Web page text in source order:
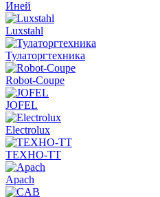
Иней
Luxstahl
Тулаторгтехника
Robot-Coupe
JOFEL
Electrolux
ТЕХНО-ТТ
Apach